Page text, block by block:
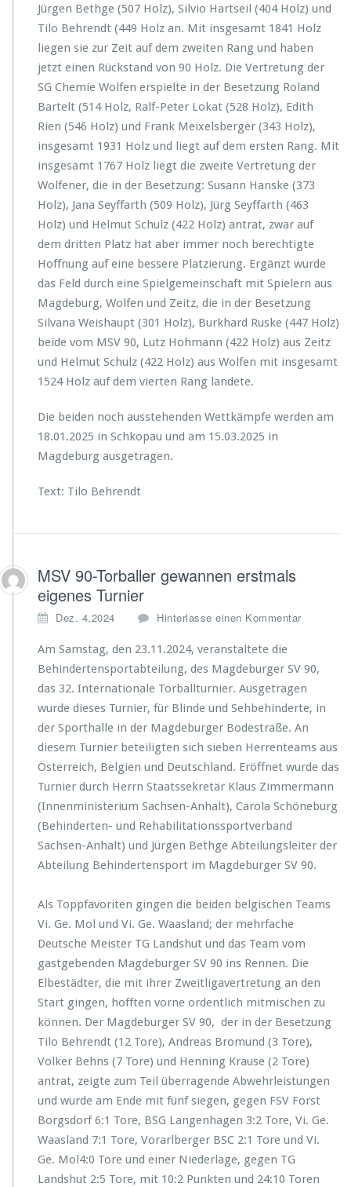
Jürgen Bethge (507 Holz), Silvio Hartseil (404 Holz) und
Tilo Behrendt (449 Holz an. Mit insgesamt 1841 Holz
liegen sie zur Zeit auf dem zweiten Rang und haben
jetzt einen Rückstand von 90 Holz. Die Vertretung der
SG Chemie Wolfen erspielte in der Besetzung Roland
Bartelt (514 Holz, Ralf-Peter Lokat (528 Holz), Edith
Rien (546 Holz) und Frank Meixelsberger (343 Holz),
insgesamt 1931 Holz und liegt auf dem ersten Rang. Mit
insgesamt 1767 Holz liegt die zweite Vertretung der
Wolfener, die in der Besetzung: Susann Hanske (373
Holz), Jana Seyffarth (509 Holz), Jürg Seyffarth (463
Holz) und Helmut Schulz (422 Holz) antrat, zwar auf
dem dritten Platz hat aber immer noch berechtigte
Hoffnung auf eine bessere Platzierung. Ergänzt wurde
das Feld durch eine Spielgemeinschaft mit Spielern aus
Magdeburg, Wolfen und Zeitz, die in der Besetzung
Silvana Weishaupt (301 Holz), Burkhard Ruske (447 Holz)
beide vom MSV 90, Lutz Hohmann (422 Holz) aus Zeitz
und Helmut Schulz (422 Holz) aus Wolfen mit insgesamt
1524 Holz auf dem vierten Rang landete.
Die beiden noch ausstehenden Wettkämpfe werden am
18.01.2025 in Schkopau und am 15.03.2025 in
Magdeburg ausgetragen.
Text: Tilo Behrendt
MSV 90-Torballer gewannen erstmals
eigenes Turnier
Dez. 4,2024 Hinterlasse einen Kommentar
Am Samstag, den 23.11.2024, veranstaltete die
Behindertensportabteilung, des Magdeburger SV 90,
das 32. Internationale Torballturnier. Ausgetragen
wurde dieses Turnier, für Blinde und Sehbehinderte, in
der Sporthalle in der Magdeburger Bodestraße. An
diesem Turnier beteiligten sich sieben Herrenteams aus
Österreich, Belgien und Deutschland. Eröffnet wurde das
Turnier durch Herrn Staatssekretär Klaus Zimmermann
(Innenministerium Sachsen-Anhalt), Carola Schöneburg
(Behinderten- und Rehabilitationssportverband
Sachsen-Anhalt) und Jürgen Bethge Abteilungsleiter der
Abteilung Behindertensport im Magdeburger SV 90.
Als Toppfavoriten gingen die beiden belgischen Teams
Vi. Ge. Mol und Vi. Ge. Waasland; der mehrfache
Deutsche Meister TG Landshut und das Team vom
gastgebenden Magdeburger SV 90 ins Rennen. Die
Elbestädter, die mit ihrer Zweitligavertretung an den
Start gingen, hofften vorne ordentlich mitmischen zu
können. Der Magdeburger SV 90, der in der Besetzung
Tilo Behrendt (12 Tore), Andreas Bromund (3 Tore),
Volker Behns (7 Tore) und Henning Krause (2 Tore)
antrat, zeigte zum Teil überragende Abwehrleistungen
und wurde am Ende mit fünf siegen, gegen FSV Forst
Borgsdorf 6:1 Tore, BSG Langenhagen 3:2 Tore, Vi. Ge.
Waasland 7:1 Tore, Vorarlberger BSC 2:1 Tore und Vi.
Ge. Mol4:0 Tore und einer Niederlage, gegen TG
Landshut 2:5 Tore, mit 10:2 Punkten und 24:10 Toren